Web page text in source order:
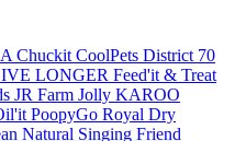
Chuckit CoolPets District 70
LONGER Feed'it & Treat
JR Farm Jolly KAROO
PoopyGo Royal Dry
Natural Singing Friend